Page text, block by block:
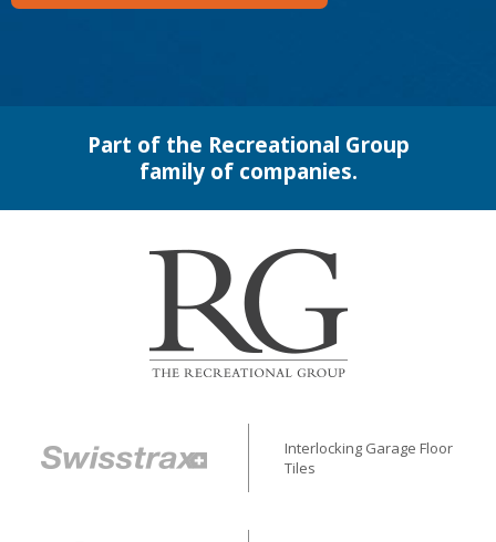
Part of the Recreational Group
family of companies.
Interlocking Garage Floor
Tiles